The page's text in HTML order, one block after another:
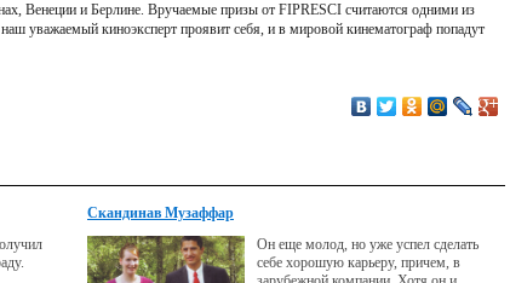
Венеции и Берлине. Вручаемые призы от FIPRESСI считаются одними из
уважаемый киноэксперт проявит себя, и в мировой кинематограф попадут
Скандинав Музаффар
Он еще молод, но уже успел сделать
себе хорошую карьеру, причем, в